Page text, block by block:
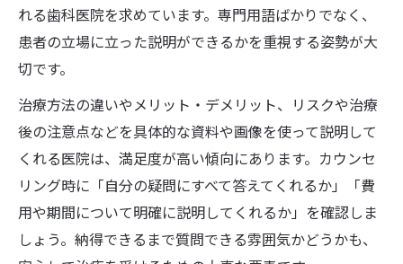
れる歯科医院を求めています。専門用語ばかりでなく、
患者の立場に立った説明ができるかを重視する姿勢が大
切です。
治療方法の違いやメリット・デメリット、リスクや治療
後の注意点などを具体的な資料や画像を使って説明して
くれる医院は、満足度が高い傾向にあります。カウンセ
リング時に「自分の疑問にすべて答えてくれるか」「費
用や期間について明確に説明してくれるか」を確認しま
しょう。納得できるまで質問できる雰囲気かどうかも、